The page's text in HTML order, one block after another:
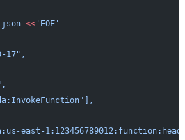
<<'EOF'
17",
east-